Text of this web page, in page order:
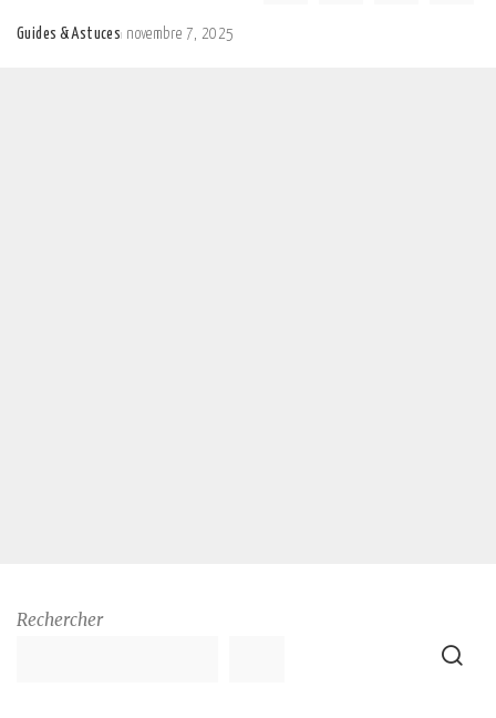
Guides & Astuces novembre 7, 2025
Rechercher